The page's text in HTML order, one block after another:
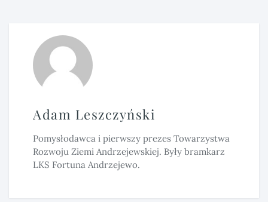
Adam Leszczyński
Pomysłodawca i pierwszy prezes Towarzystwa
Rozwoju Ziemi Andrzejewskiej. Były bramkarz
LKS Fortuna Andrzejewo.